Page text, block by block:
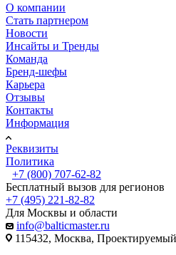
О компании
Стать партнером
Новости
Инсайты и Тренды
Команда
Бренд-шефы
Карьера
Отзывы
Контакты
Информация
Реквизиты
Политика
+7 (800) 707-62-82
Бесплатный вызов для регионов
+7 (495) 221-82-82
Для Москвы и области
info@balticmaster.ru
115432, Москва,